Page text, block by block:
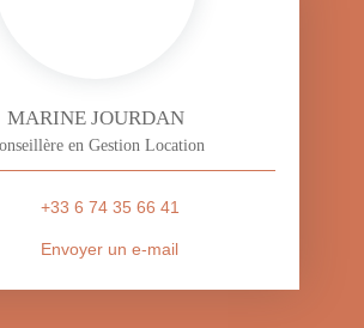
MARINE JOURDAN
en Gestion Location
+33 6 74 35 66 41
Envoyer un e-mail